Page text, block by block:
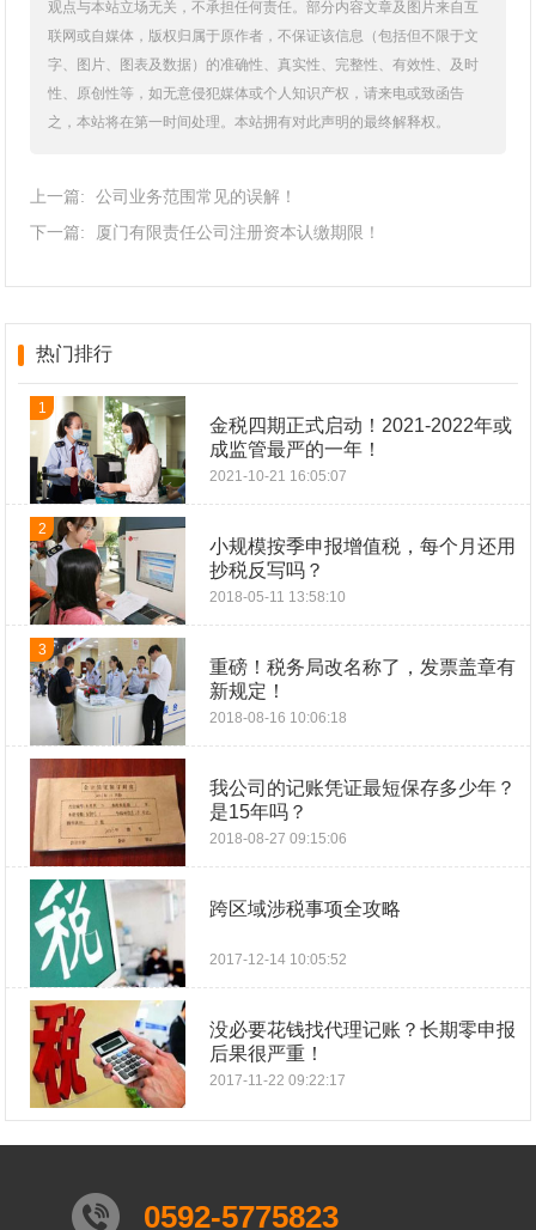
观点与本站立场无关，不承担任何责任。部分内容文章及图片来自互
联网或自媒体，版权归属于原作者，不保证该信息（包括但不限于文
字、图片、图表及数据）的准确性、真实性、完整性、有效性、及时
性、原创性等，如无意侵犯媒体或个人知识产权，请来电或致函告
之，本站将在第一时间处理。本站拥有对此声明的最终解释权。
上一篇:
公司业务范围常见的误解！
下一篇:
厦门有限责任公司注册资本认缴期限！
热门排行
1
金税四期正式启动！2021-2022年或
成监管最严的一年！
2021-10-21 16:05:07
2
小规模按季申报增值税，每个月还用
抄税反写吗？
2018-05-11 13:58:10
3
重磅！税务局改名称了，发票盖章有
新规定！
2018-08-16 10:06:18
我公司的记账凭证最短保存多少年？
是15年吗？
2018-08-27 09:15:06
跨区域涉税事项全攻略
2017-12-14 10:05:52
没必要花钱找代理记账？长期零申报
后果很严重！
2017-11-22 09:22:17
0592-5775823